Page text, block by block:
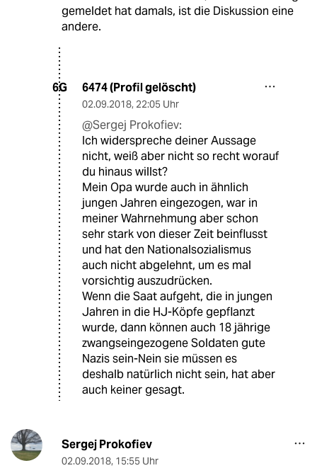
gemeldet hat damals, ist die Diskussion eine
andere.
6G 6474 (Profil gelöscht)
02.09.2018, 22:05 Uhr
@Sergej Prokofiev:
Ich widerspreche deiner Aussage
nicht, weiß aber nicht so recht worauf
du hinaus willst?
Mein Opa wurde auch in ähnlich
jungen Jahren eingezogen, war in
meiner Wahrnehmung aber schon
sehr stark von dieser Zeit beinflusst
und hat den Nationalsozialismus
auch nicht abgelehnt, um es mal
vorsichtig auszudrücken.
Wenn die Saat aufgeht, die in jungen
Jahren in die HJ-Köpfe gepflanzt
wurde, dann können auch 18 jährige
zwangseingezogene Soldaten gute
Nazis sein-Nein sie müssen es
deshalb natürlich nicht sein, hat aber
auch keiner gesagt.
Sergej Prokofiev
02.09.2018, 15:55 Uhr